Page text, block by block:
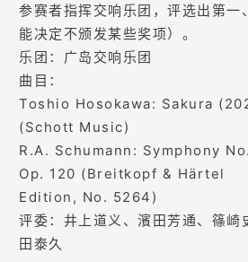
参赛者指挥交响乐团，评选出第一
能决定不颁发某些奖项）。
乐团：广岛交响乐团
曲目：
Toshio Hosokawa: Sakura
(Schott Music)
R.A. Schumann: Symphony
Op. 120 (Breitkopf & Härtel
Edition, No. 5264)
评委：井上道义、濱田芳通、篠崎
田泰久